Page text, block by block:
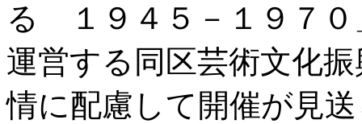
る １９４５－１９７０
運営する同区芸術文化
情に配慮して開催が見